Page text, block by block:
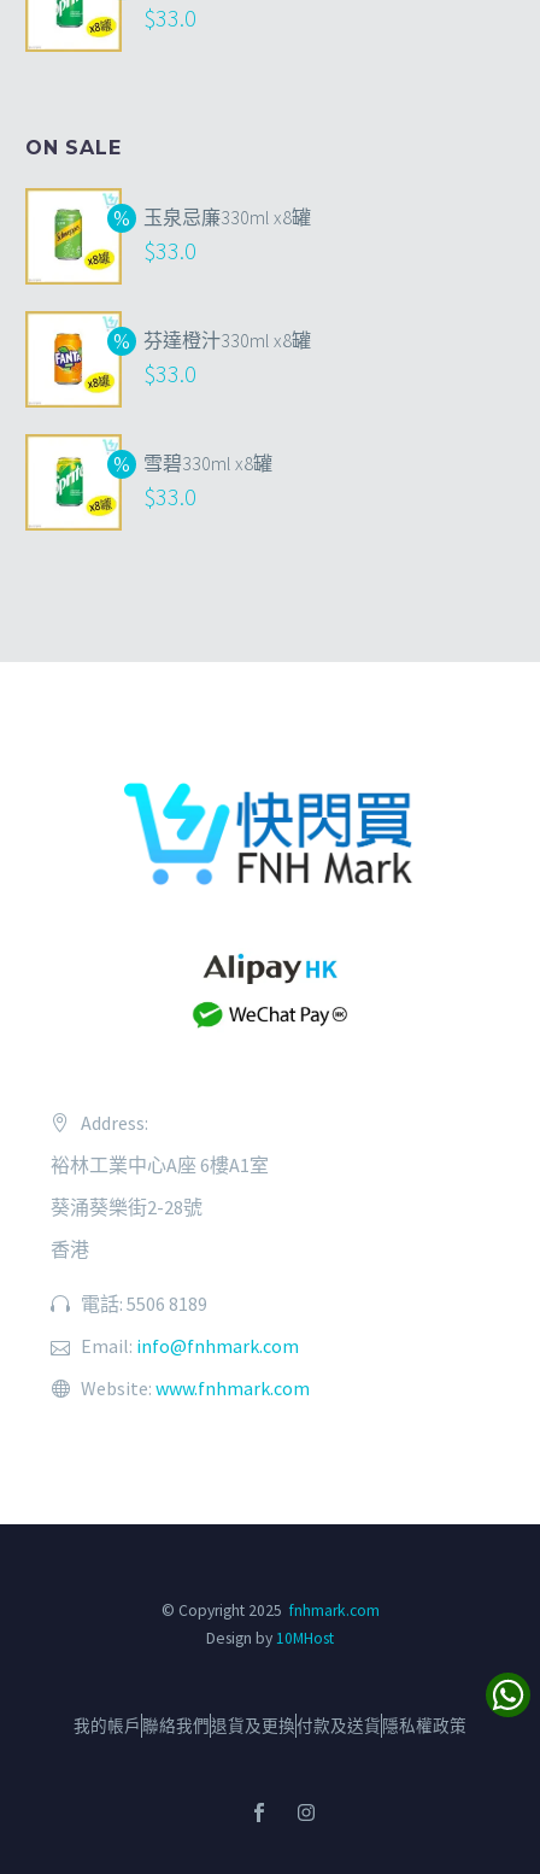
$33.0
ON SALE
玉泉忌廉330ml x8罐
$33.0
芬達橙汁330ml x8罐
$33.0
雪碧330ml x8罐
$33.0
Address:
裕林工業中心A座 6樓A1室
葵涌葵樂街2-28號
香港
電話: 5506 8189
Email: info@fnhmark.com
Website: www.fnhmark.com
© Copyright 2025 fnhmark.com
Design by10MHost
我的帳戶聯絡我們退貨及更換付款及送貨 隱私權政策